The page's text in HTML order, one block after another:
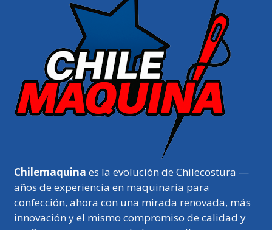
Chilemaquina es la evolución de Chilecostura —
años de experiencia en maquinaria para
confección, ahora con una mirada renovada, más
innovación y el mismo compromiso de calidad y